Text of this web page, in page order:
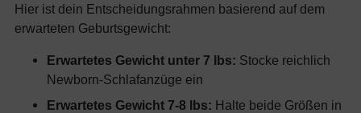
Hier ist dein Entscheidungsrahmen basierend auf dem
erwarteten Geburtsgewicht:
Erwartetes Gewicht unter 7 lbs: Stocke reichlich
Newborn-Schlafanzüge ein
Erwartetes Gewicht 7-8 lbs: Halte beide Größen in